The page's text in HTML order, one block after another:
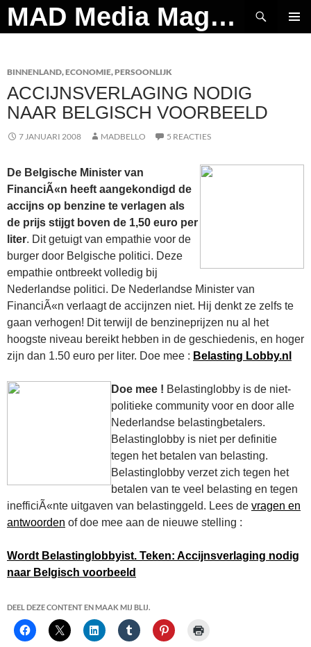
Ga
naar
MAD Media Magazine
Zoeken
BINNENLAND,ECONOMIE,PERSOONLIJK
ACCIJNSVERLAGING NODIG
NAAR BELGISCH VOORBEELD
7 JANUARI 2008 MADBELLO 5 REACTIES
De Belgische Minister van
FinanciÃ«n heeft aangekondigd de
accijns op benzine te verlagen als
de prijs stijgt boven de 1,50 euro per
liter. Dit getuigt van empathie voor de
burger door Belgische politici. Deze
empathie ontbreekt volledig bij
Nederlandse politici. De Nederlandse Minister van
FinanciÃ«n verlaagt de accijnzen niet. Hij denkt ze zelfs te
gaan verhogen! Dit terwijl de benzineprijzen nu al het
hoogste niveau bereikt hebben in de geschiedenis, en hoger
zijn dan 1.50 euro per liter. Doe mee : Belasting Lobby.nl
Doe mee ! Belastinglobby is de niet-
politieke community voor en door alle
Nederlandse belastingbetalers.
Belastinglobby is niet per definitie
tegen het betalen van belasting.
Belastinglobby verzet zich tegen het
betalen van te veel belasting en tegen
inefficiÃ«nte uitgaven van belastinggeld. Lees de vragen en
antwoorden of doe mee aan de nieuwe stelling :
Wordt Belastinglobbyist. Teken: Accijnsverlaging nodig
naar Belgisch voorbeeld
DEEL DEZE CONTENT EN MAAK MIJ BLIJ.